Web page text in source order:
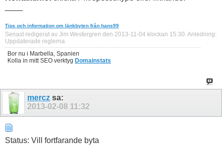
Tips och information om länkbyten från hans99
Senast redigerat av Jim Westergren den 2013-11-04 klockan 15:30. Anledning:
Uppdaterade reglerna
Bor nu i Marbella, Spanien
Kolla in mitt SEO verktyg Domainstats
mercz sa:
2013-02-08 11:32
Status: Vill fortfarande byta